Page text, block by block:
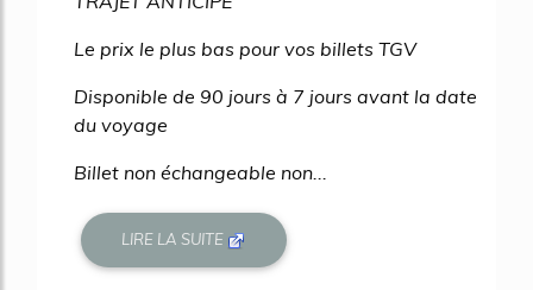
Le prix le plus bas pour vos billets TGV
Disponible de 90 jours à 7 jours avant la date
du voyage
Billet non échangeable non...
LIRE LA SUITE